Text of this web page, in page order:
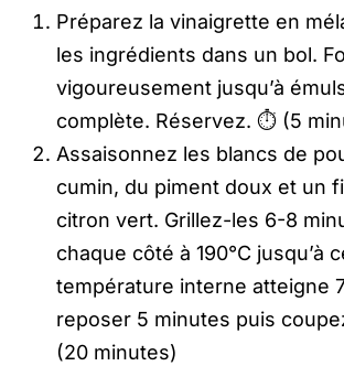
Préparez la vinaigrette en
les ingrédients dans un bol.
vigoureusement jusqu’à
complète. Réservez. ⏱️ (5
Assaisonnez les blancs de
cumin, du piment doux et un
citron vert. Grillez-les 6-8
chaque côté à 190°C jusqu’à
température interne atteigne
reposer 5 minutes puis
(20 minutes)